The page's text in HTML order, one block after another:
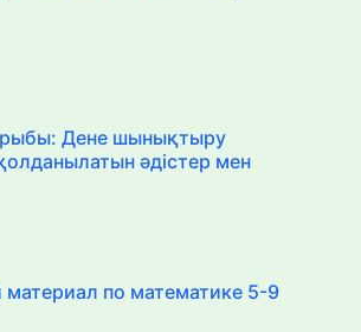
Дене шынықтыру
әдістер мен
по математике 5-9